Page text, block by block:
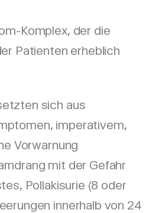
Komplex, der die
Patienten erheblich
sich aus
imperativem,
Vorwarnung
mit der Gefahr
Pollakisurie (8 oder
innerhalb von 24